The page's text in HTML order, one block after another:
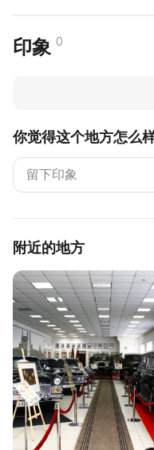
印象 0
你觉得这个地方怎么
附近的地方